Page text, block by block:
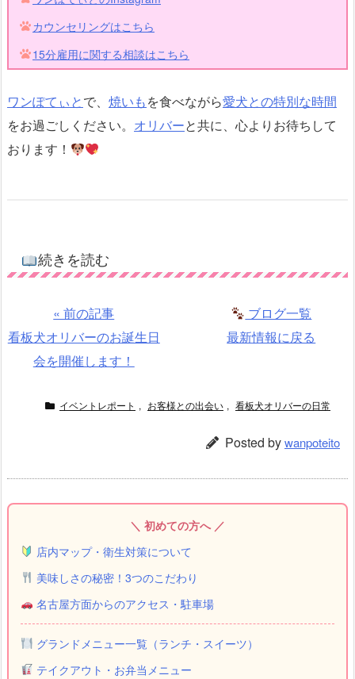
カウンセリングはこちら
15分雇用に関する相談はこちら
ワンぽてぃとで、 焼いもを食べながら愛犬との特別な時間
をお過ごしください。 オリバーと共に、心よりお待ちして
おります！
続きを読む
« 前の記事
看板犬オリバーのお誕生日
会を開催します！
ブログ一覧
最新情報に戻る
イベントレポート , お客様との出会い , 看板犬オリバーの日常
Posted bywanpoteito
＼ 初めての方へ ／
店内マップ・衛生対策について
美味しさの秘密！3つのこだわり
名古屋方面からのアクセス・駐車場
グランドメニュー一覧（ランチ・スイーツ）
テイクアウト・お弁当メニュー